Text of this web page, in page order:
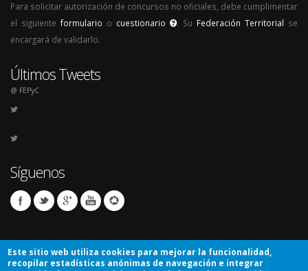
Para solicitar autorización de concursos no oficiales, debe cumplimentar
el siguiente formulario o cuestionario . Su Federación Territorial se
encargará de validarlo.
Últimos Tweets
@ FEPyC
Síguenos
Este sitio web utiliza cookies para mejorar la funcionalidad,
recopilar estadísticas anónimas de navegación e integrar